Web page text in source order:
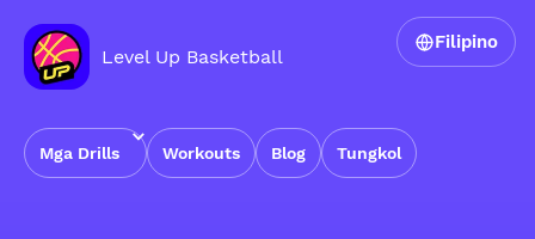
Level Up Basketball
Mga Drills Workouts Blog Tungkol
Filipino